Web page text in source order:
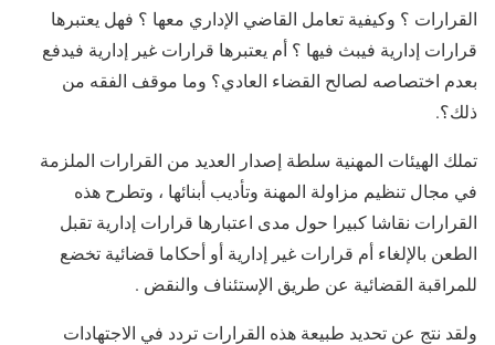
القرارات ؟ وكيفية تعامل القاضي الإداري معها ؟ فهل يعتبرها
قرارات إدارية فيبث فيها ؟ أم يعتبرها قرارات غير إدارية فيدفع
بعدم اختصاصه لصالح القضاء العادي؟ وما موقف الفقه من
ذلك؟.
تملك الهيئات المهنية سلطة إصدار العديد من القرارات الملزمة
في مجال تنظيم مزاولة المهنة وتأديب أبنائها ، وتطرح هذه
القرارات نقاشا كبيرا حول مدى اعتبارها قرارات إدارية تقبل
الطعن بالإلغاء أم قرارات غير إدارية أو أحكاما قضائية تخضع
للمراقبة القضائية عن طريق الإستئناف والنقض .
ولقد نتج عن تحديد طبيعة هذه القرارات تردد في الاجتهادات